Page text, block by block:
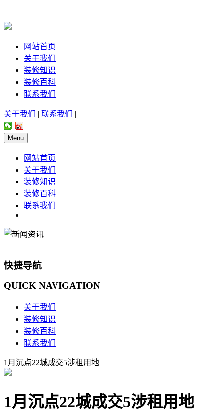
网站首页
关于我们
装修知识
装修百科
联系我们
关于我们 | 联系我们 |
Menu
网站首页
关于我们
装修知识
装修百科
联系我们
快捷导航
QUICK NAVIGATION
关于我们
装修知识
装修百科
联系我们
1月沉点22城成交5涉租用地
1月沉点22城成交5涉租用地